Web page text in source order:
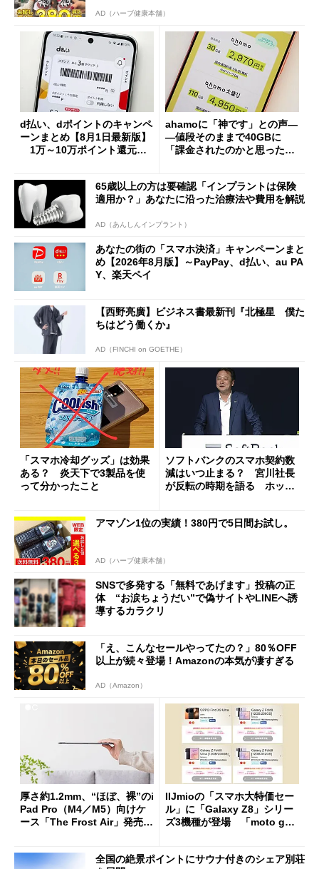
AD（ハーブ健康本舗）
d払い、dポイントのキャンペ
ーンまとめ【8月1日最新版】
1万～10万ポイント還元の
ahamoに「神です」との声―
―値段そのままで40GBに
「課金されたのかと思った」
65歳以上の方は要確認「インプラントは保険
適用か？」あなたに沿った治療法や費用を解説
AD（あんしんインプラント）
あなたの街の「スマホ決済」キャンペーンまと
め【2026年8月版】～PayPay、d払い、au PA
Y、楽天ペイ
【西野亮廣】ビジネス書最新刊『北極星 僕た
ちはどう働くか』
AD（FINCHI on GOETHE）
「スマホ冷却グッズ」は効果
ある？ 炎天下で3製品を使
って分かったこと
ソフトバンクのスマホ契約数
減はいつ止まる？ 宮川社長
が反転の時期を語る ホッピ
アマゾン1位の実績！380円で5日間お試し。
AD（ハーブ健康本舗）
SNSで多発する「無料であげます」投稿の正
体 “お涙ちょうだい”で偽サイトやLINEへ誘
導するカラクリ
「え、こんなセールやってたの？」80％OFF
以上が続々登場！Amazonの本気が凄すぎる
AD（Amazon）
厚さ約1.2mm、“ほぼ、裸”のi
Pad Pro（M4／M5）向けケ
ース「The Frost Air」発売
IIJmioの「スマホ大特価セー
ル」に「Galaxy Z8」シリー
ズ3機種が登場 「moto g37
全国の絶景ポイントにサウナ付きのシェア別荘